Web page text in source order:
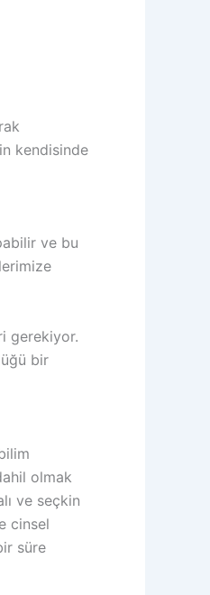
kendisinde
ve bu
gerekiyor.
bir
olmak
ve seçkin
cinsel
süre